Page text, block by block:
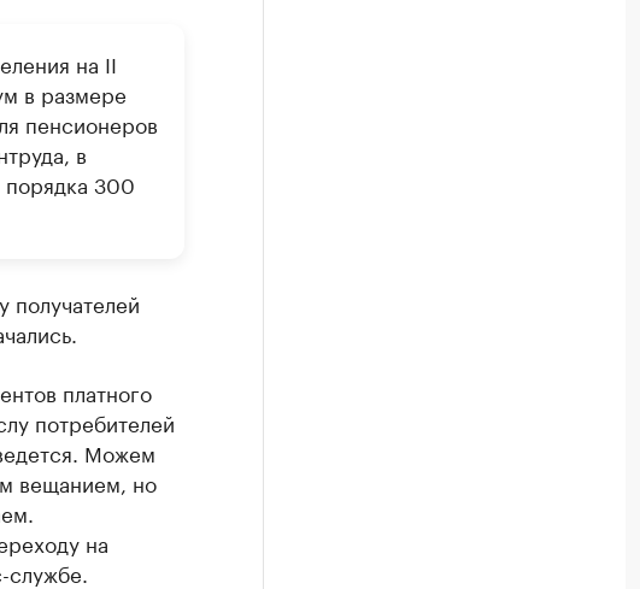
на II
в размере
пенсионеров
в
порядка 300
получателей
платного
потребителей
Можем
вещанием, но
на